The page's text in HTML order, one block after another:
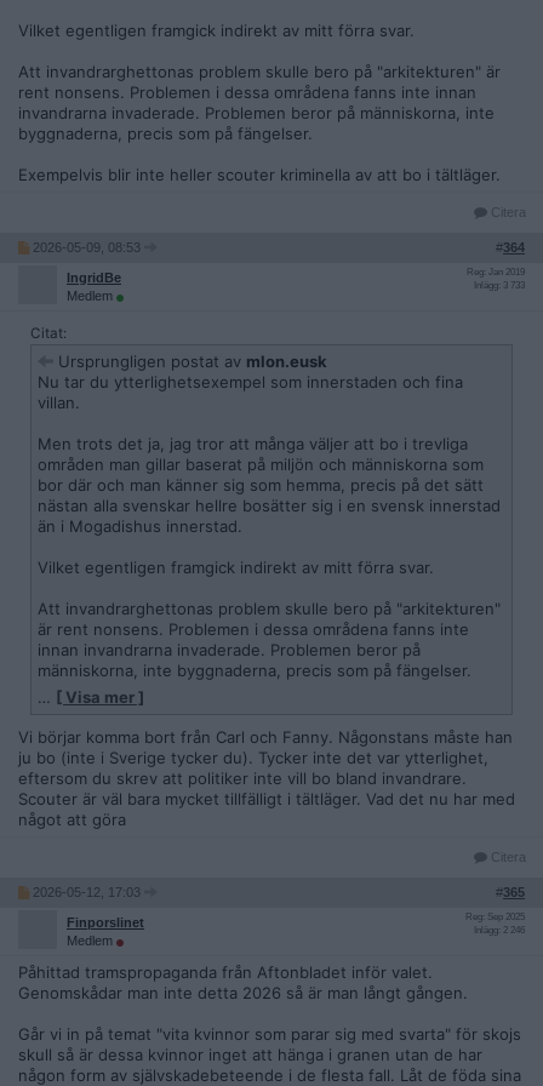
Vilket egentligen framgick indirekt av mitt förra svar.
Att invandrarghettonas problem skulle bero på "arkitekturen" är
rent nonsens. Problemen i dessa områdena fanns inte innan
invandrarna invaderade. Problemen beror på människorna, inte
byggnaderna, precis som på fängelser.
Exempelvis blir inte heller scouter kriminella av att bo i tältläger.
Citera
2026-05-09, 08:53 #364
IngridBe
Medlem
Reg: Jan 2019
Inlägg: 3 733
Citat:
Ursprungligen postat av mlon.eusk
Nu tar du ytterlighetsexempel som innerstaden och fina
villan.
Men trots det ja, jag tror att många väljer att bo i trevliga
områden man gillar baserat på miljön och människorna som
bor där och man känner sig som hemma, precis på det sätt
nästan alla svenskar hellre bosätter sig i en svensk innerstad
än i Mogadishus innerstad.
Vilket egentligen framgick indirekt av mitt förra svar.
Att invandrarghettonas problem skulle bero på "arkitekturen"
är rent nonsens. Problemen i dessa områdena fanns inte
innan invandrarna invaderade. Problemen beror på
människorna, inte byggnaderna, precis som på fängelser.
Exempelvis blir inte heller scouter kriminella av att bo i
tältläger.
… [ Visa mer ]
Vi börjar komma bort från Carl och Fanny. Någonstans måste han
ju bo (inte i Sverige tycker du). Tycker inte det var ytterlighet,
eftersom du skrev att politiker inte vill bo bland invandrare.
Scouter är väl bara mycket tillfälligt i tältläger. Vad det nu har med
något att göra
Citera
2026-05-12, 17:03 #365
Finporslinet
Medlem
Reg: Sep 2025
Inlägg: 2 246
Påhittad tramspropaganda från Aftonbladet inför valet.
Genomskådar man inte detta 2026 så är man långt gången.
Går vi in på temat "vita kvinnor som parar sig med svarta" för skojs
skull så är dessa kvinnor inget att hänga i granen utan de har
någon form av självskadebeteende i de flesta fall. Låt de föda sina